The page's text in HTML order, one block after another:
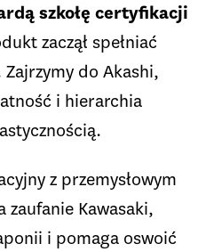
szkołę certyfikacji
zaczął spełniać
do Akashi,
i hierarchia
z przemysłowym
zaufanie Kawasaki,
i pomaga oswoić